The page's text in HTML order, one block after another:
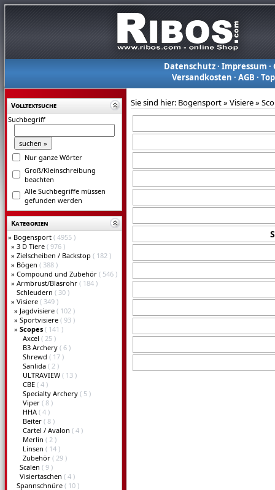
Datenschutz· Impressum ·
Versandkosten ·AGB ·
Volltextsuche
Suchbegriff
Nur ganze Wörter
Groß/Kleinschreibung
beachten
Alle Suchbegriffe müssen
gefunden werden
Kategorien
» Bogensport ( 4955 )
» 3 D Tiere ( 976 )
» Zielscheiben / Backstop ( 182 )
» Bögen ( 388 )
» Compound und Zubehör ( 546 )
» Armbrust/Blasrohr ( 184 )
Schleudern ( 30 )
» Visiere ( 349 )
» Jagdvisiere ( 102 )
» Sportvisiere ( 93 )
» Scopes ( 141 )
Axcel ( 25 )
B3 Archery ( 6 )
Shrewd ( 17 )
Sanlida ( 2 )
ULTRAVIEW ( 13 )
CBE ( 4 )
Specialty Archery ( 5 )
Viper ( 8 )
HHA ( 4 )
Beiter ( 8 )
Cartel / Avalon ( 4 )
Merlin ( 2 )
Linsen ( 14 )
Zubehör ( 29 )
Scalen ( 9 )
Visiertaschen ( 4 )
Spannschnüre ( 10 )
Sie sind hier: Bogensport» Visiere»